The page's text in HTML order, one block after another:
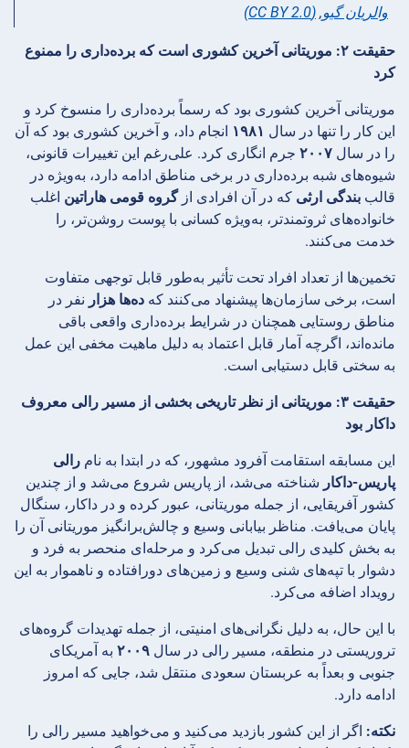
والریان گیو,
(CC BY 2.0)
حقیقت ۲: موریتانی آخرین کشوری است که برده‌داری را ممنوع
کرد
موریتانی آخرین کشوری بود که رسماً برده‌داری را منسوخ کرد و
این کار را تنها در سال ۱۹۸۱ انجام داد، و آخرین کشوری بود که آن
را در سال ۲۰۰۷ جرم انگاری کرد. علی‌رغم این تغییرات قانونی،
شیوه‌های شبه برده‌داری در برخی مناطق ادامه دارد، به‌ویژه در
قالب بندگی ارثی که در آن افرادی ازگروه قومی هاراتین اغلب
خانواده‌های ثروتمندتر، به‌ویژه کسانی با پوست روشن‌تر، را
خدمت می‌کنند.
تخمین‌ها از تعداد افراد تحت تأثیر به‌طور قابل توجهی متفاوت
است، برخی سازمان‌ها پیشنهاد می‌کنند که ده‌ها هزار نفر در
مناطق روستایی همچنان در شرایط برده‌داری واقعی باقی
مانده‌اند، اگرچه آمار قابل اعتماد به دلیل ماهیت مخفی این عمل
به سختی قابل دستیابی است.
حقیقت ۳: موریتانی از نظر تاریخی بخشی از مسیر رالی معروف
داکار بود
این مسابقه استقامت آفرود مشهور، که در ابتدا به نام رالی
پاریس-داکار شناخته می‌شد، از پاریس شروع می‌شد و از چندین
کشور آفریقایی، از جمله موریتانی، عبور کرده و در داکار، سنگال
پایان می‌یافت. مناظر بیابانی وسیع و چالش‌برانگیز موریتانی آن را
به بخش کلیدی رالی تبدیل می‌کرد و مرحله‌ای منحصر به فرد و
دشوار با تپه‌های شنی وسیع و زمین‌های دورافتاده و ناهموار به این
رویداد اضافه می‌کرد.
با این حال، به دلیل نگرانی‌های امنیتی، از جمله تهدیدات گروه‌های
تروریستی در منطقه، مسیر رالی در سال ۲۰۰۹ به آمریکای
جنوبی و بعداً به عربستان سعودی منتقل شد، جایی که امروز
ادامه دارد.
نکته: اگر از این کشور بازدید می‌کنید و می‌خواهید مسیر رالی را